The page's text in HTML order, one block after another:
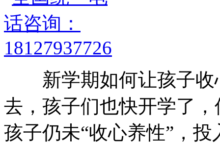
新学期如何让孩子收
去，孩子们也快开学了
孩子仍未“收心养性”，